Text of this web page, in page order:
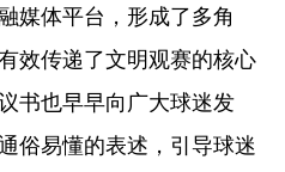
媒体平台，形成了多角
效传递了文明观赛的核心
书也早早向广大球迷发
俗易懂的表述，引导球迷